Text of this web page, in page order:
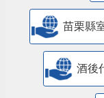
苗栗縣
酒後